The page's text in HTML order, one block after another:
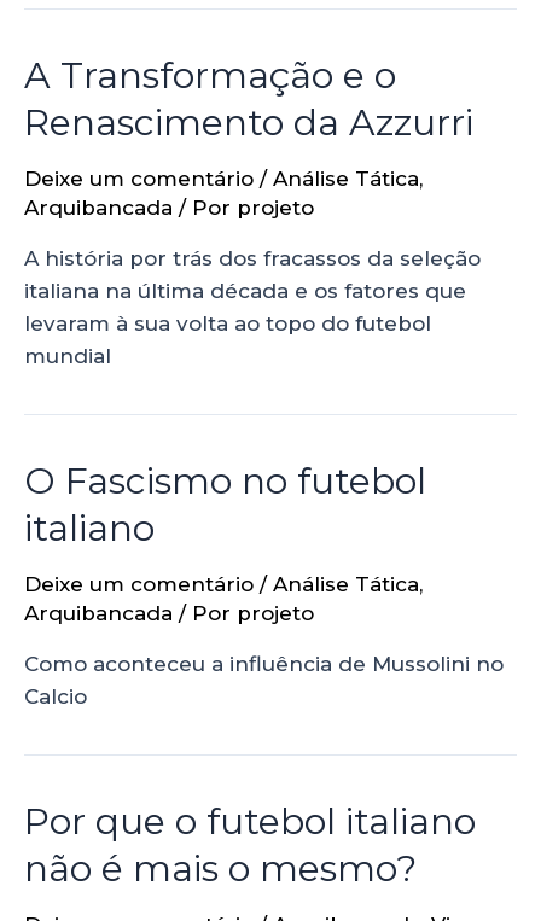
A Transformação e o
Renascimento da Azzurri
Deixe um comentário / Análise Tática,
Arquibancada / Por projeto
A história por trás dos fracassos da seleção
italiana na última década e os fatores que
levaram à sua volta ao topo do futebol
mundial
O Fascismo no futebol
italiano
Deixe um comentário / Análise Tática,
Arquibancada / Por projeto
Como aconteceu a influência de Mussolini no
Calcio
Por que o futebol italiano
não é mais o mesmo?